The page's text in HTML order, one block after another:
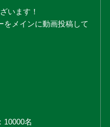
います！
をメインに動画投稿して
10000名